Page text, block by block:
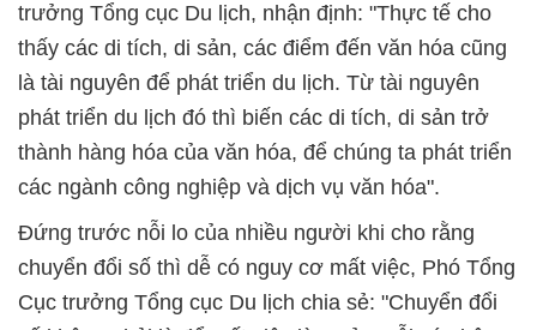
trưởng Tổng cục Du lịch, nhận định: "Thực tế cho
thấy các di tích, di sản, các điểm đến văn hóa cũng
là tài nguyên để phát triển du lịch. Từ tài nguyên
phát triển du lịch đó thì biến các di tích, di sản trở
thành hàng hóa của văn hóa, để chúng ta phát triển
các ngành công nghiệp và dịch vụ văn hóa".
Đứng trước nỗi lo của nhiều người khi cho rằng
chuyển đổi số thì dễ có nguy cơ mất việc, Phó Tổng
Cục trưởng Tổng cục Du lịch chia sẻ: "Chuyển đổi